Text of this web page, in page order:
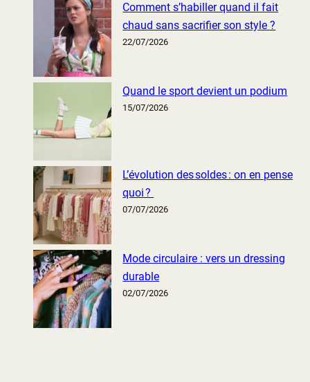
Comment s’habiller quand il fait
chaud sans sacrifier son style ?
22/07/2026
Quand le sport devient un podium
15/07/2026
L’évolution des soldes : on en pense
quoi ?
07/07/2026
Mode circulaire : vers un dressing
durable
02/07/2026